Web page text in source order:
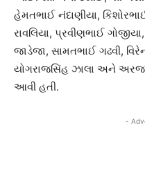
હેમતભાઈ નંદાણીયા,
રાવલિયા, પ્રવીણભાઈ
જાડેજા, સામતભાઈ ગઢવી,
યોગરાજસિંહ ઝાલા અને
આવી હતી.
-